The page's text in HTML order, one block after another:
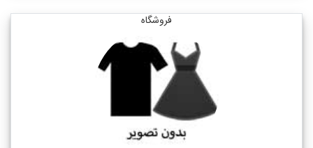
فروشگاه